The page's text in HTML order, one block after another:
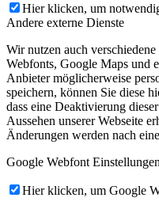
Hier klicken, um
Andere externe Dienste
Wir nutzen auch
Webfonts, Google Maps und
Anbieter möglicherweise
speichern, können Sie diese
dass eine Deaktivierung
Aussehen unserer Webseite
Änderungen werden nach
Google Webfont
Hier klicken, um Google